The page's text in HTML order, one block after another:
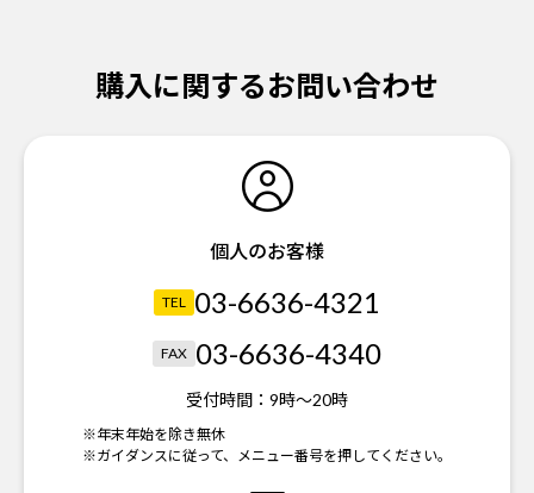
購入に関するお問い合わせ
個人のお客様
TEL 03-6636-4321
FAX 03-6636-4340
受付時間： 9時～20時
※年末年始を除き無休
※ガイダンスに従って、メニュー番号を押してください。